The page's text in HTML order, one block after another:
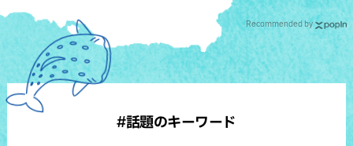
Recommended by
#話題のキーワード